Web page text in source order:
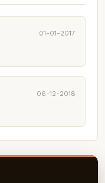
01-01-2017
06-12-2018